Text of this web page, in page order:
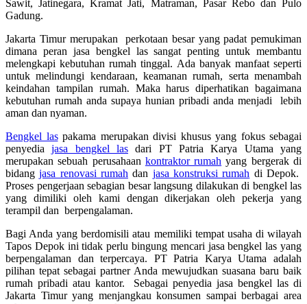
Sawit, Jatinegara, Kramat Jati, Matraman, Pasar Rebo dan Pulo
Gadung.
Jakarta Timur merupakan perkotaan besar yang padat pemukiman
dimana peran jasa bengkel las sangat penting untuk membantu
melengkapi kebutuhan rumah tinggal. Ada banyak manfaat seperti
untuk melindungi kendaraan, keamanan rumah, serta menambah
keindahan tampilan rumah. Maka harus diperhatikan bagaimana
kebutuhan rumah anda supaya hunian pribadi anda menjadi lebih
aman dan nyaman.
Bengkel laspakama merupakan divisi khusus yang fokus sebagai
penyediajasa bengkel las dari PT Patria Karya Utama yang
merupakan sebuah perusahaan kontraktor rumah yang bergerak di
bidangjasa renovasi rumah dan jasa konstruksi rumah di Depok.
Proses pengerjaan sebagian besar langsung dilakukan di bengkel las
yang dimiliki oleh kami dengan dikerjakan oleh pekerja yang
terampil dan berpengalaman.
Bagi Anda yang berdomisili atau memiliki tempat usaha di wilayah
Tapos Depok ini tidak perlu bingung mencari jasa bengkel las yang
berpengalaman dan terpercaya. PT Patria Karya Utama adalah
pilihan tepat sebagai partner Anda mewujudkan suasana baru baik
rumah pribadi atau kantor. Sebagai penyedia jasa bengkel las di
Jakarta Timur yang menjangkau konsumen sampai berbagai area